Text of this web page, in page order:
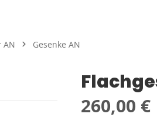
AN Gesenke AN
Regulärer Preis:
260,00 €